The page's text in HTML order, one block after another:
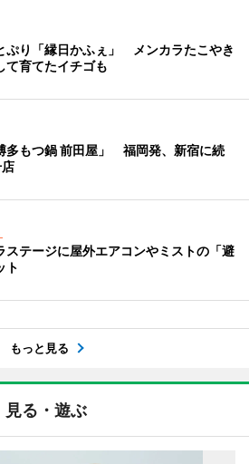
ぷり「縁日かふぇ」 メンカラたこやき
て育てたイチゴも
多もつ鍋 前田屋」 福岡発、新宿に続
ステージに屋外エアコンやミストの「避
ト
もっと見る
見る・遊ぶ